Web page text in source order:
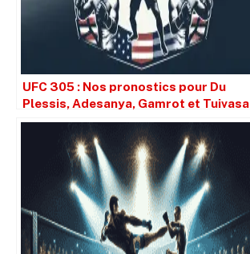
UFC 305 : Nos pronostics pour Du
Plessis, Adesanya, Gamrot et Tuivasa